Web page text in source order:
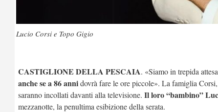
Lucio Corsi e Topo Gigio
CASTIGLIONE DELLA PESCAIA. «Siamo in trepida
anche se a 86annidovrà fare le ore piccole». La famiglia
saranno incollati davanti alla televisione. Il loro “bambino”
mezzanotte, la penultima esibizione della serata.